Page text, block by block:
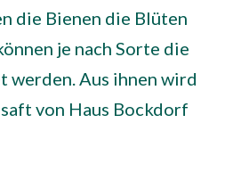
die Bienen die Blüten
je nach Sorte die
werden. Aus ihnen wird
von Haus Bockdorf